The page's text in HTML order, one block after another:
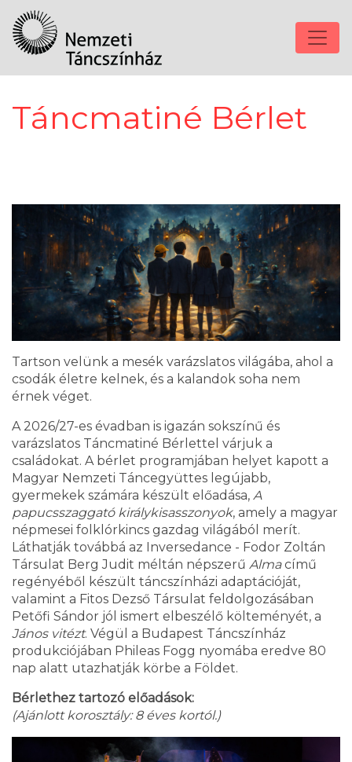
Táncmatiné Bérlet
Tartson velünk a mesék varázslatos világába, ahol a
csodák életre kelnek, és a kalandok soha nem
érnek véget.
A 2026/27-es évadban is igazán sokszínű és
varázslatos Táncmatiné Bérlettel várjuk a
családokat. A bérlet programjában helyet kapott a
Magyar Nemzeti Táncegyüttes legújabb,
gyermekek számára készült előadása, A
papucsszaggató királykisasszonyok, amely a magyar
népmesei folklórkincs gazdag világából merít.
Láthatják továbbá az Inversedance - Fodor Zoltán
Társulat Berg Judit méltán népszerű Almacímű
regényéből készült táncszínházi adaptációját,
valamint a Fitos Dezső Társulat feldolgozásában
Petőfi Sándor jól ismert elbeszélő költeményét, a
János vitézt. Végül a Budapest Táncszínház
produkciójában Phileas Fogg nyomába eredve 80
nap alatt utazhatják körbe a Földet.
Bérlethez tartozó előadások:
(Ajánlott korosztály: 8 éves kortól.)